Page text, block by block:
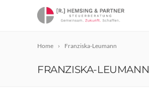
Home Franziska-Leumann
FRANZISKA-LEUMANN